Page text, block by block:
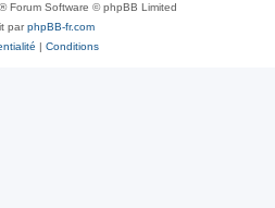
® Forum Software © phpBB Limited
parphpBB-fr.com
| Conditions